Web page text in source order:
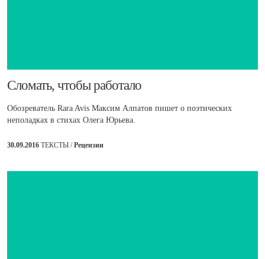
​Сломать, чтобы работало
Обозреватель Rara Avis Максим Алпатов пишет о поэтических
неполадках в стихах Олега Юрьева.
30.09.2016 ТЕКСТЫ /Рецензии